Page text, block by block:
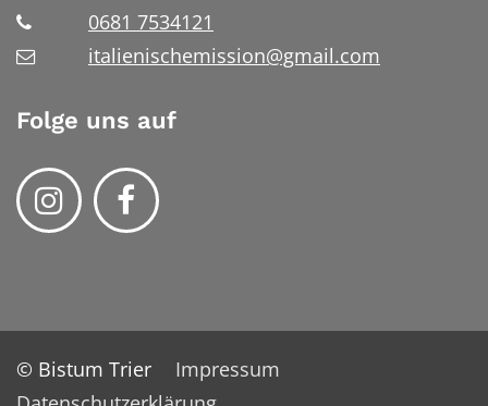
0681 7534121
italienischemission@gmail.com
Folge uns auf
© Bistum Trier
Impressum